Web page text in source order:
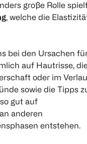
große Rolle
, welche die
bei den Ursachen
auf Hautrisse,
oder im
sowie die Tipps
gut auf
anderen
entstehen.